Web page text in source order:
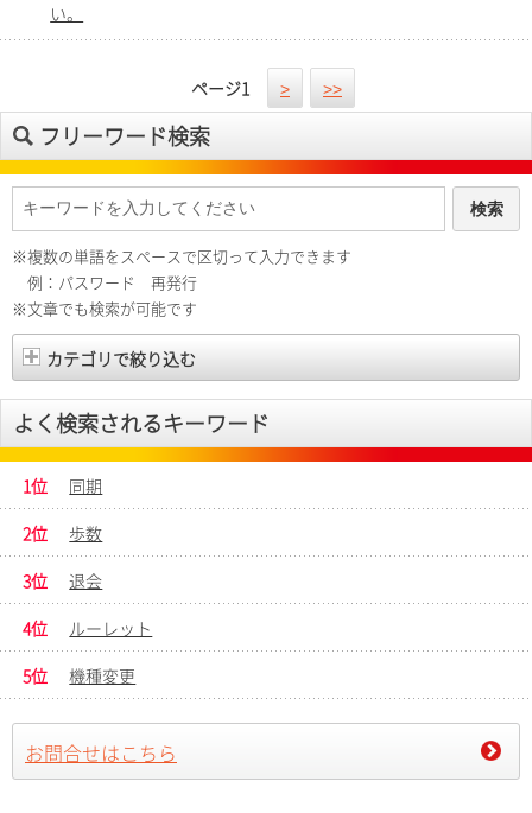
い。
ページ1 > >>
フリーワード検索
※複数の単語をスペースで区切って入力できます
例：パスワード 再発行
※文章でも検索が可能です
カテゴリで絞り込む
よく検索されるキーワード
1位
同期
2位
歩数
3位
退会
4位
ルーレット
5位
機種変更
お問合せはこちら